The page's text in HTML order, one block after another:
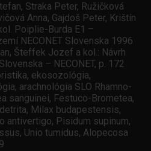
Straka Peter, Ružičková
Anna, Gajdoš Peter, Krištín
Poiplie-Burda E1 –
NECONET Slovenska 1996
Šteffek Jozef a kol.: Návrh
– NECONET, p. 172
ekosozológia,
arachnológia SLO Rhamno-
sanguinei, Festuco-Brometea,
Milax budapestensis,
antivertigo, Pisidum supinum,
Unio tumidus, Alopecosa